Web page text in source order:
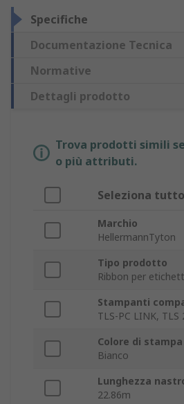
Specifiche
Documentazione Tecnica
Normative
Dettagli prodotto
Trova prodotti simili
o più attributi.
Seleziona tutto
Marchio
HellermannTyton
Tipo prodotto
Ribbon per
Stampanti
TLS-PC LINK, TLS
Colore di stampa
Bianco
Lunghezza
22.86m